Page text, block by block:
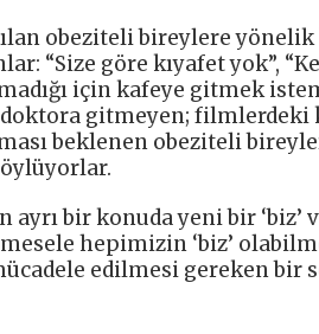
obeziteli bireylere
“Size göre kıyafet yok”,
için kafeye gitmek
gitmeyen;
beklenen obeziteli
ayrı bir konuda yeni bir ‘biz’
mesele hepimizin ‘biz’
edilmesi gereken bir